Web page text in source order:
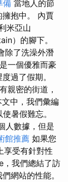
備 當地人的節
抱中。 內賈
米亞山
）的腳下。
除了洗澡外潛
一個優雅而豪
過了假期。
親密的街道，
文中，我們彙編
暑假難忘。
人數據，但是
館推薦 如果您
享受有針對性
我們總結了訪
網站的性能。